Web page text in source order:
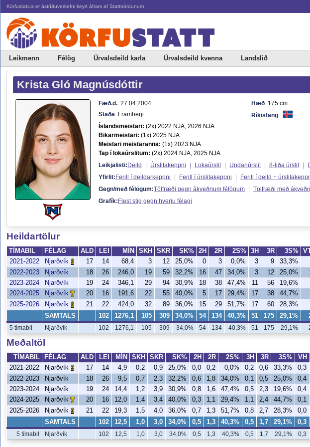
Körfustatt.is er ástríðuverkefni keyrt áfram af Stattnördunum
Leikmenn Félög Úrvalsdeild karla Úrvalsdeild kvenna Landslið
Krista Gló Magnúsdóttir
Fæð.d. 27.04.2004 Hæð 175 cm
Staða Framherji
Ríkisfang
Íslandsmeistari: (2x) 2022 NJA, 2026 NJA
Bikarmeistari: (1x) 2025 NJA
Meistari meistaranna: (1x) 2023 NJA
Tap í lokaúrslitum: (2x) 2024 NJA, 2025 NJA
Leikjalisti:Deild | Úrslitakeppni | Lokaúrslit | Undanúrslit | 8-liða úrslit |
Yfirlit:Ferill í deildarkeppni | Ferill í úrslitakeppni | Ferill í deild +
Gegn/með félögum:Tölfræði gegn ákveðnum félögum | Tölfræði með
Grafík:Flest stig gegn hverju félagi
Heildartölur
TÍMABIL FÉLAG ALD LEI MÍN SKH SKR SK% 2H 2R 2S% 3H 3R 3S%
2021-2022
Njarðvík 17 14 68,4 3 12 25,0% 0 3 0,0% 3 9 33,3%
2022-2023
Njarðvík 18 26 246,0 19 59 32,2% 16 47 34,0% 3 12 25,0%
2023-2024
Njarðvík 19 24 346,1 29 94 30,9% 18 38 47,4% 11 56 19,6%
2024-2025
Njarðvík 20 16 191,6 22 55 40,0% 5 17 29,4% 17 38 44,7%
2025-2026
Njarðvík 21 22 424,0 32 89 36,0% 15 29 51,7% 17 60 28,3%
SAMTALS 102 1276,1 105 309 34,0% 54 134 40,3% 51 175 29,1%
5 tímabil Njarðvík 102 1276,1 105 309 34,0% 54 134 40,3% 51 175 29,1%
Meðaltöl
TÍMABIL FÉLAG ALD LEI MÍN SKH SKR SK% 2H 2R 2S% 3H 3R 3S% VH
2021-2022
Njarðvík 17 14 4,9 0,2 0,9 25,0% 0,0 0,2 0,0% 0,2 0,6 33,3% 0,3
2022-2023
Njarðvík 18 26 9,5 0,7 2,3 32,2% 0,6 1,8 34,0% 0,1 0,5 25,0% 0,4
2023-2024
Njarðvík 19 24 14,4 1,2 3,9 30,9% 0,8 1,6 47,4% 0,5 2,3 19,6% 0,4
2024-2025
Njarðvík 20 16 12,0 1,4 3,4 40,0% 0,3 1,1 29,4% 1,1 2,4 44,7% 0,1
2025-2026
Njarðvík 21 22 19,3 1,5 4,0 36,0% 0,7 1,3 51,7% 0,8 2,7 28,3% 0,0
SAMTALS 102 12,5 1,0 3,0 34,0% 0,5 1,3 40,3% 0,5 1,7 29,1% 0,3
5 tímabil Njarðvík 102 12,5 1,0 3,0 34,0% 0,5 1,3 40,3% 0,5 1,7 29,1% 0,3